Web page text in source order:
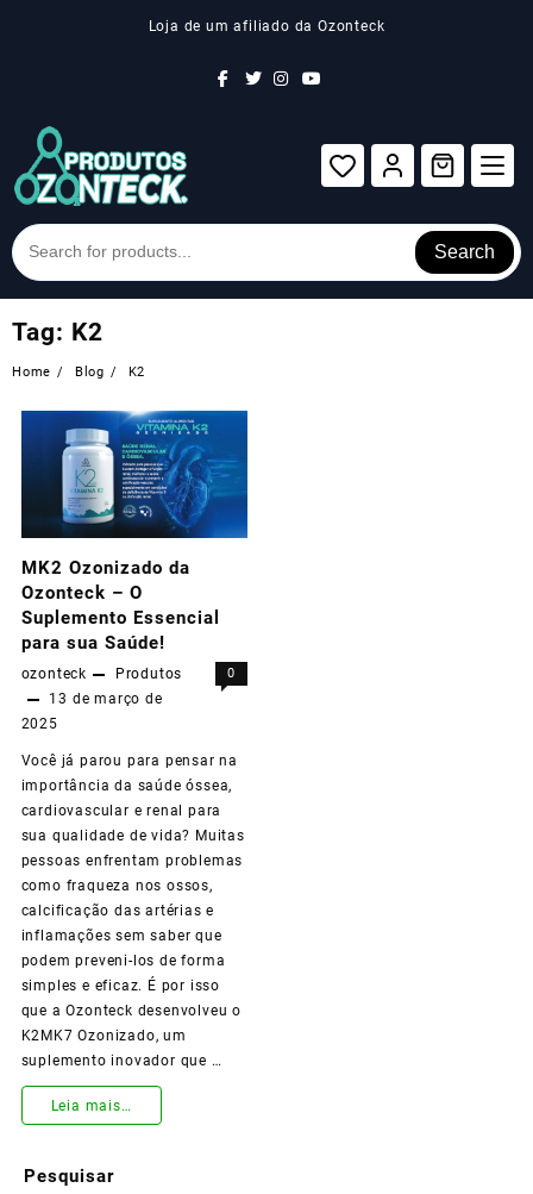
Loja de um afiliado da Ozonteck
Search
Tag: K2
Home Blog K2
MK2 Ozonizado da
Ozonteck – O
Suplemento Essencial
para sua Saúde!
ozonteck
Produtos
13 de março de
2025
0
Você já parou para pensar na
importância da saúde óssea,
cardiovascular e renal para
sua qualidade de vida? Muitas
pessoas enfrentam problemas
como fraqueza nos ossos,
calcificação das artérias e
inflamações sem saber que
podem preveni-los de forma
simples e eficaz. É por isso
que a Ozonteck desenvolveu o
K2MK7 Ozonizado, um
suplemento inovador que …
MK2
da
Leia mais…
Pesquisar